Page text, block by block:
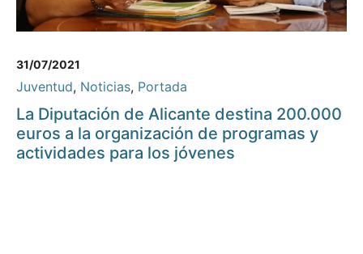
31/07/2021
Juventud, Noticias, Portada
La Diputación de Alicante destina 200.000
euros a la organización de programas y
actividades para los jóvenes